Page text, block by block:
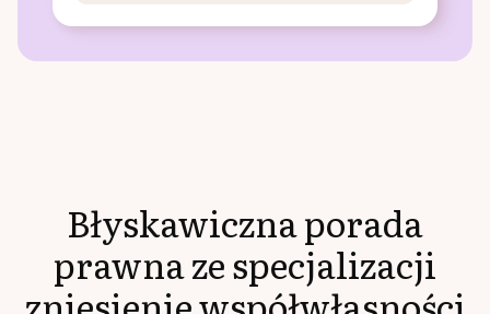
Błyskawiczna porada
prawna ze specjalizacji